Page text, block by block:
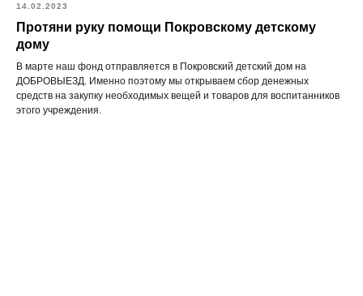
14.02.2023
Протяни руку помощи Покровскому детскому
дому
В марте наш фонд отправляется в Покровский детский дом на
ДОБРОВЫЕЗД. Именно поэтому мы открываем сбор денежных
средств на закупку необходимых вещей и товаров для воспитанников
этого учреждения.